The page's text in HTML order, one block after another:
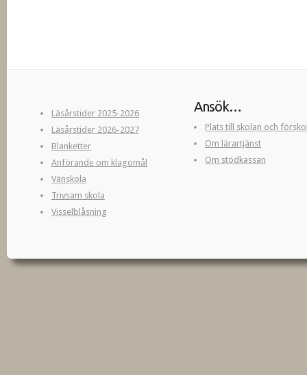
Läsårstider 2025-2026
Läsårstider 2026-2027
Blanketter
Anförande om klagomål
Vänskola
Trivsam skola
Visselblåsning
Ansök…
Plats till skolan och
Om lärartjänst
Om stödkassan